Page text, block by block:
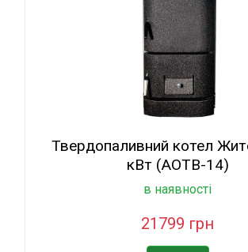
Твердопаливний котел
кВт (АОТВ-14)
в наявності
21799 грн